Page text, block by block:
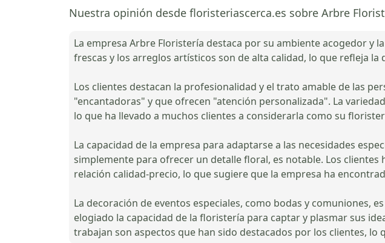
Nuestra opinión desde floristeriascerca.es sobre Arbre
La empresa Arbre Floristería destaca por su ambiente acogedor y
frescas y los arreglos artísticos son de alta calidad, lo que refleja
Los clientes destacan la profesionalidad y el trato amable de las
"encantadoras" y que ofrecen "atención personalizada". La
lo que ha llevado a muchos clientes a considerarla como su
La capacidad de la empresa para adaptarse a las necesidades
simplemente para ofrecer un detalle floral, es notable. Los
relación calidad-precio, lo que sugiere que la empresa ha
La decoración de eventos especiales, como bodas y comuniones,
elogiado la capacidad de la floristería para captar y plasmar sus
trabajan son aspectos que han sido destacados por los clientes, lo